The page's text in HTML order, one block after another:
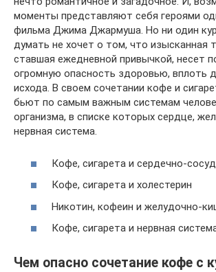
моменты представляют себя героями
фильма Джима Джармуша. Но ни один
думать не хочет о том, что изысканная
ставшая ежедневной привычкой, несет
огромную опасность здоровью, вплоть
исхода. В своем сочетании кофе и
бьют по самым важным системам
организма, в списке которых сердце,
нервная система.
Кофе, сигарета и сердечно-
Кофе, сигарета и холестерин
Никотин, кофеин и желудочно-
Кофе, сигарета и нервная
Чем опасно сочетание кофе с